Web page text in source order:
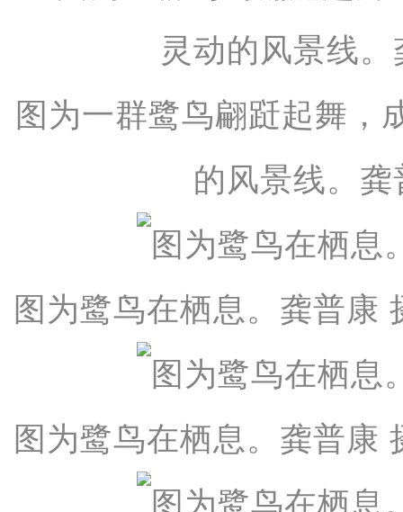
图为一群鹭鸟翩跹起舞，
的风景线。
图为鹭鸟在栖息。龚普康
图为鹭鸟在栖息。龚普康